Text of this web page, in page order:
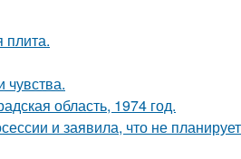
плита.
область, 1974 год.
и заявила, что не